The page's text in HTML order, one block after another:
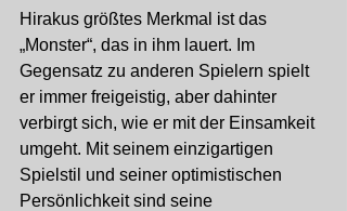
Hirakus größtes Merkmal ist das
„Monster“, das in ihm lauert. Im
Gegensatz zu anderen Spielern spielt
er immer freigeistig, aber dahinter
verbirgt sich, wie er mit der Einsamkeit
umgeht. Mit seinem einzigartigen
Spielstil und seiner optimistischen
Persönlichkeit sind seine